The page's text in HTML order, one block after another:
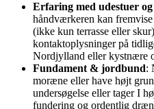
Erfaring med udestuer
håndværkeren kan
(ikke kun terrasse eller
kontaktoplysninger på
Nordjylland eller kystnære
Fundament & jordbund:
moræne eller have højt
undersøgelse eller tager I
fundering og ordentlig